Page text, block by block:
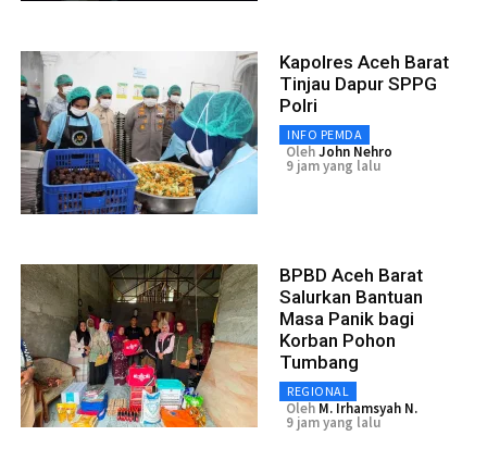
Kapolres Aceh Barat
Tinjau Dapur SPPG
Polri
INFO PEMDA
OlehJohn Nehro
9 jam yang lalu
BPBD Aceh Barat
Salurkan Bantuan
Masa Panik bagi
Korban Pohon
Tumbang
REGIONAL
Oleh M. Irhamsyah N.
9 jam yang lalu